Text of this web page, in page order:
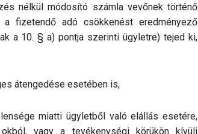
nélkül módosító számla vevőnek történő
fizetendő adó csökkenést eredményező
a 10. § a) pontja szerinti ügyletre) tejed ki,
átengedése esetében is,
miatti ügyletből való elállás esetére,
vagy a tevékenységi körükön kívüli